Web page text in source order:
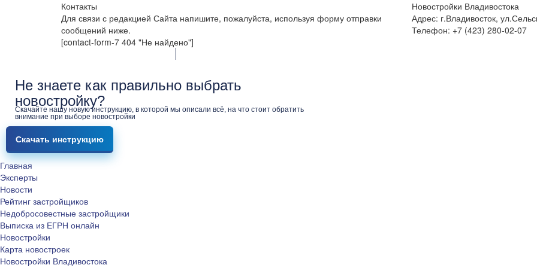
Контакты
Для связи с редакцией Сайта напишите, пожалуйста, используя форму отправки
сообщений ниже.
[contact-form-7 404 "Не найдено"]
Новостройки Владивостока
Адрес: г.Владивосток,
Телефон: +7 (423) 280-02-07
Не знаете как правильно выбрать
новостройку?
Скачайте нашу новую инструкцию, в которой мы описали всё, на что стоит обратить
внимание при выборе новостройки
Скачать инструкцию
Главная
Эксперты
Новости
Рейтинг застройщиков
Недобросовестные застройщики
Выписка из ЕГРН онлайн
Новостройки
Карта новостроек
Новостройки Владивостока